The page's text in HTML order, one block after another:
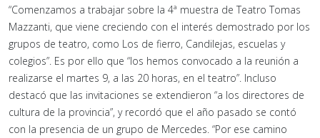
“Comenzamos a trabajar sobre la 4ª muestra de Teatro Tomas
Mazzanti, que viene creciendo con el interés demostrado por los
grupos de teatro, como Los de fierro, Candilejas, escuelas y
colegios”. Es por ello que “los hemos convocado a la reunión a
realizarse el martes 9, a las 20 horas, en el teatro”. Incluso
destacó que las invitaciones se extendieron “a los directores de
cultura de la provincia”, y recordó que el año pasado se contó
con la presencia de un grupo de Mercedes. “Por ese camino